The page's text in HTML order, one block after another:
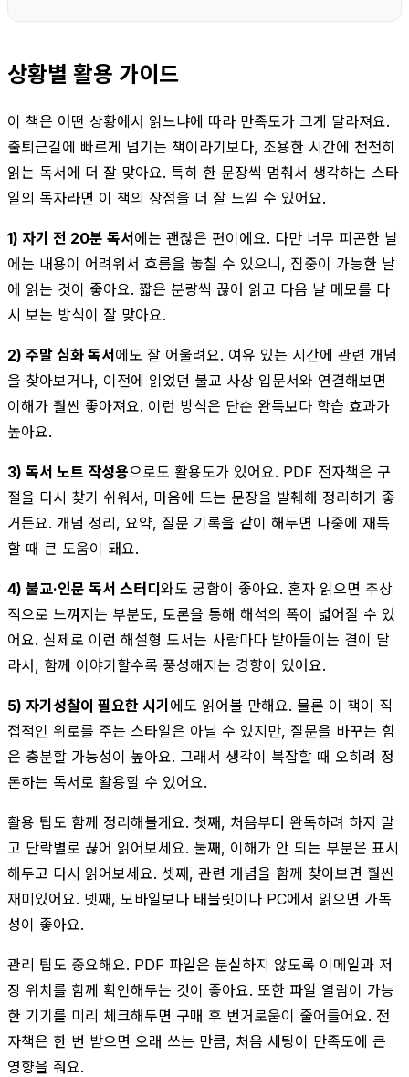
상황별 활용 가이드
이 책은 어떤 상황에서 읽느냐에 따라 만족도가 크게 달라져요.
출퇴근길에 빠르게 넘기는 책이라기보다, 조용한 시간에 천천히
읽는 독서에 더 잘 맞아요. 특히 한 문장씩 멈춰서 생각하는 스타
일의 독자라면 이 책의 장점을 더 잘 느낄 수 있어요.
1) 자기 전 20분 독서에는 괜찮은 편이에요. 다만 너무 피곤한 날
에는 내용이 어려워서 흐름을 놓칠 수 있으니, 집중이 가능한 날
에 읽는 것이 좋아요. 짧은 분량씩 끊어 읽고 다음 날 메모를 다
시 보는 방식이 잘 맞아요.
2) 주말 심화 독서에도 잘 어울려요. 여유 있는 시간에 관련 개념
을 찾아보거나, 이전에 읽었던 불교 사상 입문서와 연결해보면
이해가 훨씬 좋아져요. 이런 방식은 단순 완독보다 학습 효과가
높아요.
3) 독서 노트 작성용으로도 활용도가 있어요. PDF 전자책은 구
절을 다시 찾기 쉬워서, 마음에 드는 문장을 발췌해 정리하기 좋
거든요. 개념 정리, 요약, 질문 기록을 같이 해두면 나중에 재독
할 때 큰 도움이 돼요.
4) 불교·인문 독서 스터디와도 궁합이 좋아요. 혼자 읽으면 추상
적으로 느껴지는 부분도, 토론을 통해 해석의 폭이 넓어질 수 있
어요. 실제로 이런 해설형 도서는 사람마다 받아들이는 결이 달
라서, 함께 이야기할수록 풍성해지는 경향이 있어요.
5) 자기성찰이 필요한 시기 에도 읽어볼 만해요. 물론 이 책이 직
접적인 위로를 주는 스타일은 아닐 수 있지만, 질문을 바꾸는 힘
은 충분할 가능성이 높아요. 그래서 생각이 복잡할 때 오히려 정
돈하는 독서로 활용할 수 있어요.
활용 팁도 함께 정리해볼게요. 첫째, 처음부터 완독하려 하지 말
고 단락별로 끊어 읽어보세요. 둘째, 이해가 안 되는 부분은 표시
해두고 다시 읽어보세요. 셋째, 관련 개념을 함께 찾아보면 훨씬
재미있어요. 넷째, 모바일보다 태블릿이나 PC에서 읽으면 가독
성이 좋아요.
관리 팁도 중요해요. PDF 파일은 분실하지 않도록 이메일과 저
장 위치를 함께 확인해두는 것이 좋아요. 또한 파일 열람이 가능
한 기기를 미리 체크해두면 구매 후 번거로움이 줄어들어요. 전
자책은 한 번 받으면 오래 쓰는 만큼, 처음 세팅이 만족도에 큰
영향을 줘요.